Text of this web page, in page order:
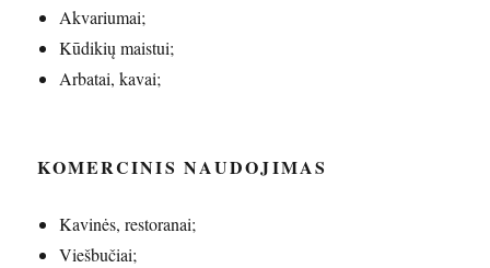
Akvariumai;
Kūdikių maistui;
Arbatai, kavai;
KOMERCINIS NAUDOJIMAS
Kavinės, restoranai;
Viešbučiai;